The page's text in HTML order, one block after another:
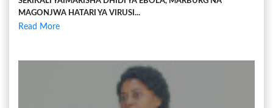
MAGONJWA HATARI YA VIRUSI...
Read More